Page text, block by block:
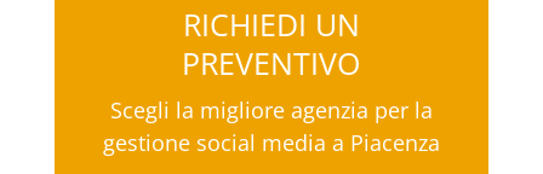
RICHIEDI UN
PREVENTIVO
Scegli la migliore agenzia per la
gestione social media a Piacenza